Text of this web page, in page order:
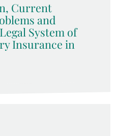
Current
and
System of
Insurance in